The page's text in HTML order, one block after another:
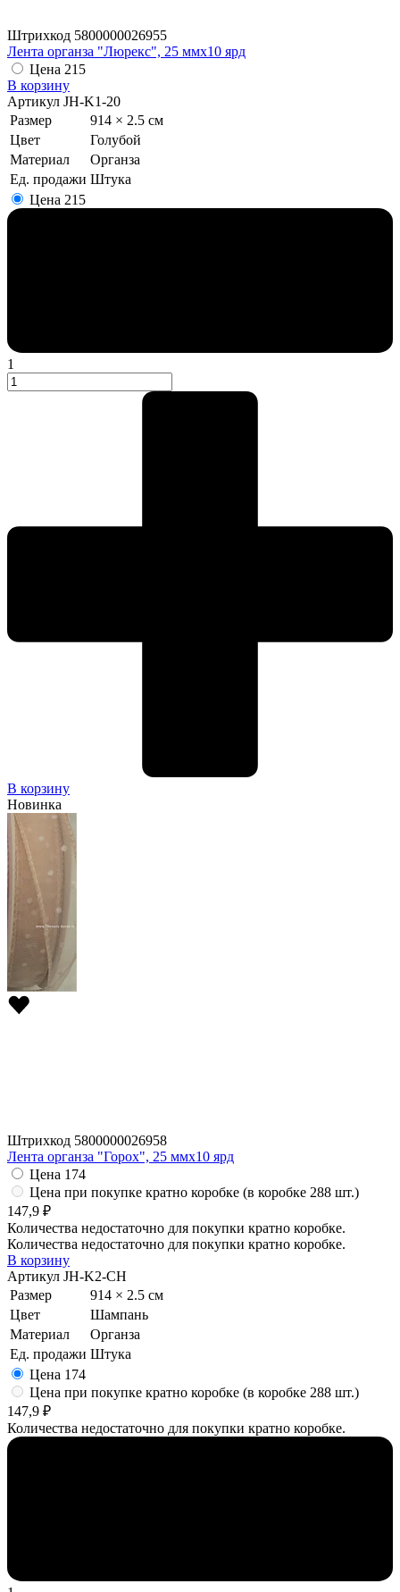
Штрихкод 5800000026955
Лента органза "Люрекс", 25 ммx10 ярд
Цена 215
В корзину
Артикул JH-K1-20
Размер
914 × 2.5 см
Цвет
Голубой
Материал
Органза
Ед. продажи Штука
Цена 215
1
В корзину
Новинка
Штрихкод 5800000026958
Лента органза "Горох", 25 ммx10 ярд
Цена 174
Цена при покупке кратно коробке (в коробке 288 шт.)
147,9 ₽
Количества недостаточно для покупки кратно коробке.
Количества недостаточно для покупки кратно коробке.
В корзину
Артикул JH-K2-CH
Размер
914 × 2.5 см
Цвет
Шампань
Материал
Органза
Ед. продажи Штука
Цена 174
Цена при покупке кратно коробке (в коробке 288 шт.)
147,9 ₽
Количества недостаточно для покупки кратно коробке.